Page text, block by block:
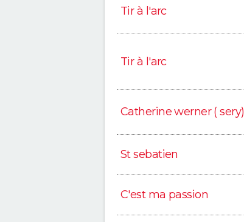
Tir à l'arc
Tir à l'arc
Catherine werner ( sery)
St sebatien
C'est ma passion